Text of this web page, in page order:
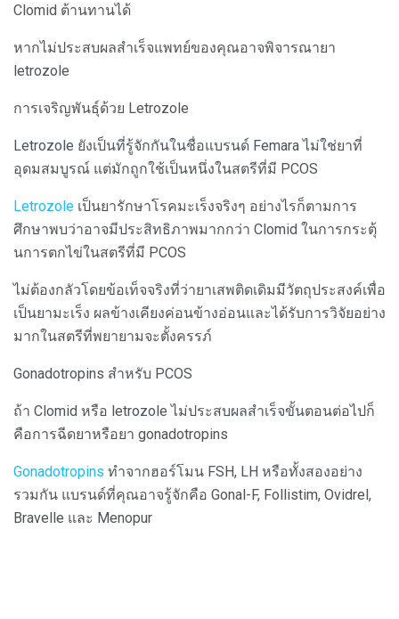
Clomid ต้านทานได้
หากไม่ประสบผลสำเร็จแพทย์ของคุณอาจพิจารณายา
letrozole
การเจริญพันธุ์ด้วย Letrozole
Letrozole ยังเป็นที่รู้จักกันในชื่อแบรนด์ Femara ไม่ใช่ยาที่
อุดมสมบูรณ์ แต่มักถูกใช้เป็นหนึ่งในสตรีที่มี PCOS
Letrozole เป็นยารักษาโรคมะเร็งจริงๆ อย่างไรก็ตามการ
ศึกษาพบว่าอาจมีประสิทธิภาพมากกว่า Clomid ในการกระตุ้
นการตกไข่ในสตรีที่มี PCOS
ไม่ต้องกลัวโดยข้อเท็จจริงที่ว่ายาเสพติดเดิมมีวัตถุประสงค์เพื่อ
เป็นยามะเร็ง ผลข้างเคียงค่อนข้างอ่อนและได้รับการวิจัยอย่าง
มากในสตรีที่พยายามจะตั้งครรภ์
Gonadotropins สำหรับ PCOS
ถ้า Clomid หรือ letrozole ไม่ประสบผลสำเร็จขั้นตอนต่อไปก็
คือการฉีดยาหรือยา gonadotropins
Gonadotropins ทำจากฮอร์โมน FSH, LH หรือทั้งสองอย่าง
รวมกัน แบรนด์ที่คุณอาจรู้จักคือ Gonal-F, Follistim, Ovidrel,
Bravelle และ Menopur